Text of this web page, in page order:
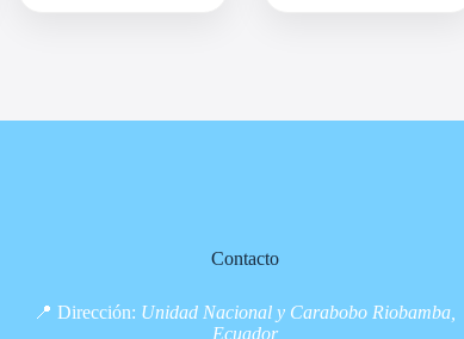
Contacto
📍 Dirección: Unidad Nacional y Carabobo Riobamba,
Ecuador